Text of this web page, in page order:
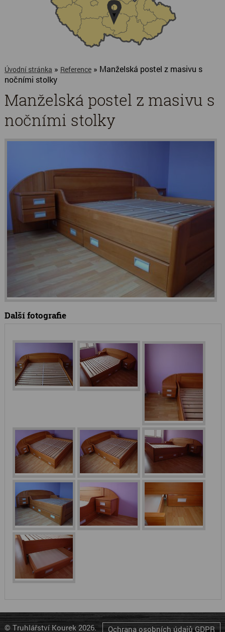
Úvodní stránka » Reference» Manželská postel z masivu s
nočními stolky
Manželská postel z masivu s
nočními stolky
Další fotografie
Ochrana osobních údajů GDPR
© Truhlářství Kourek 2026.